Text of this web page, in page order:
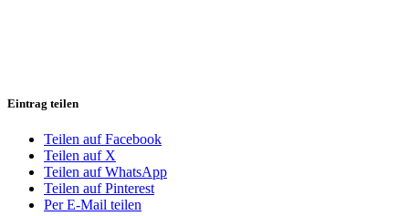
Eintrag teilen
Teilen auf Facebook
Teilen auf X
Teilen auf WhatsApp
Teilen auf Pinterest
Per E-Mail teilen